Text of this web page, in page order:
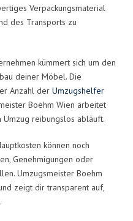
Verpackungsmaterial
des Transports zu
kümmert sich um den
deiner Möbel. Die
Anzahl der Umzugshelfer
Boehm Wien arbeitet
reibungslos abläuft.
können noch
Genehmigungen oder
Umzugsmeister Boehm
zeigt dir transparent auf,